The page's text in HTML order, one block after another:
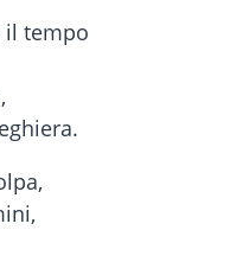
il tempo